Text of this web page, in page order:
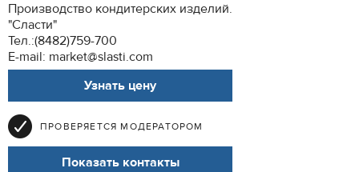
Производство кондитерских изделий.
"Сласти"
Тел.:(8482)759-700
E-mail: market@slasti.com
Узнать цену
ПРОВЕРЯЕТСЯ МОДЕРАТОРОМ
Показать контакты